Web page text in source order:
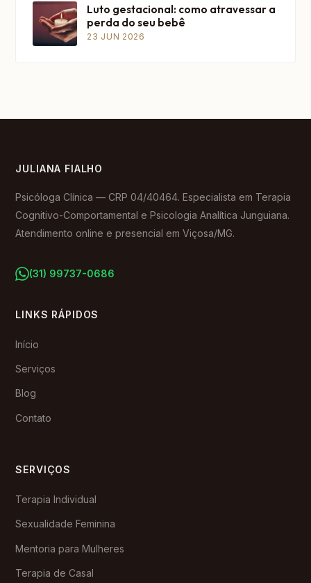
Luto gestacional: como atravessar a
perda do seu bebê
23 JUN 2026
JULIANA FIALHO
Psicóloga Clínica — CRP 04/40464. Especialista em Terapia
Cognitivo-Comportamental e Psicologia Analítica Junguiana.
Atendimento online e presencial em Viçosa/MG.
(31) 99737-0686
LINKS RÁPIDOS
Início
Serviços
Blog
Contato
SERVIÇOS
Terapia Individual
Sexualidade Feminina
Mentoria para Mulheres
Terapia de Casal